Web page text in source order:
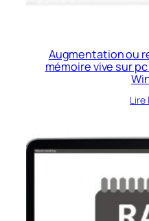
Augmentation ou
mémoire vive sur
Lire